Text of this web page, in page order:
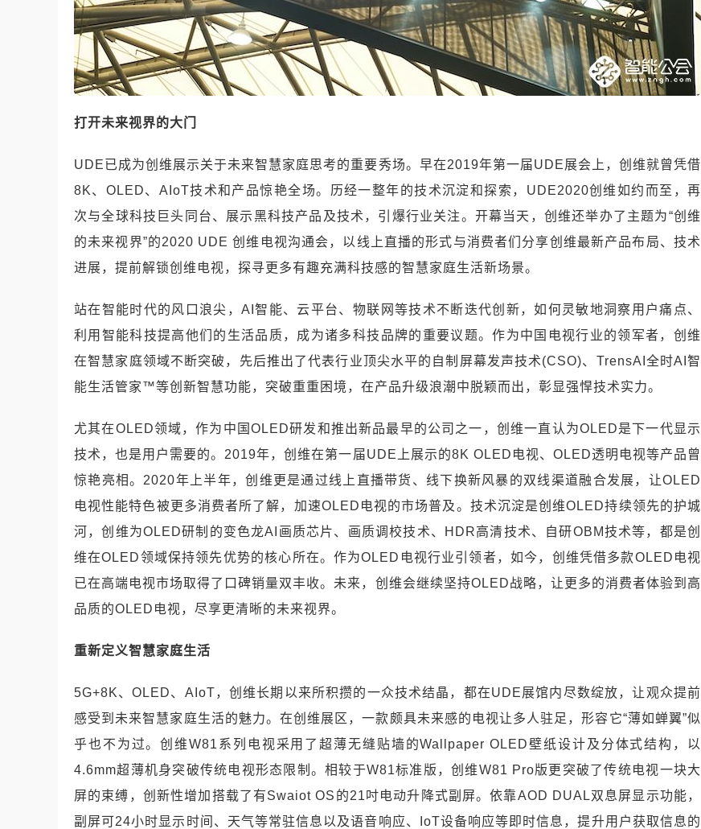
打开未来视界的大门
UDE 已成为创维展示关于未来智慧家庭思考的重要秀场。早在2019年第一届UDE展会上，创维就曾凭借
8K、 OLED、 AIoT技术和产品惊艳全场。历经一整年的技术沉淀和探索， UDE2020创维如约而至，再
次与全球科技巨头同台、展示黑科技产品及技术，引爆行业关注。开幕当天，创维还举办了主题为“创维
的未来视界”的2020 UDE创维电视沟通会，以线上直播的形式与消费者们分享创维最新产品布局、技术
进展，提前解锁创维电视，探寻更多有趣充满科技感的智慧家庭生活新场景。
站在智能时代的风口浪尖，AI智能、云平台、物联网等技术不断迭代创新，如何灵敏地洞察用户痛点、
利用智能科技提高他们的生活品质，成为诸多科技品牌的重要议题。作为中国电视行业的领军者，创维
在智慧家庭领域不断突破，先后推出了代表行业顶尖水平的自制屏幕发声技术(CSO)、 TrensAI 全时AI 智
能生活管家™等创新智慧功能，突破重重困境，在产品升级浪潮中脱颖而出，彰显强悍技术实力。
尤其在OLED领域，作为中国 OLED研发和推出新品最早的公司之一，创维一直认为OLED是下一代显示
技术，也是用户需要的。 2019年，创维在第一届UDE 上展示的8K OLED 电视、 OLED透明电视等产品曾
惊艳亮相。 2020年上半年，创维更是通过线上直播带货、线下换新风暴的双线渠道融合发展，让OLED
电视性能特色被更多消费者所了解，加速OLED 电视的市场普及。技术沉淀是创维OLED持续领先的护城
河，创维为OLED研制的变色龙AI 画质芯片、画质调校技术、 HDR高清技术、自研OBM技术等，都是创
维在OLED领域保持领先优势的核心所在。作为OLED 电视行业引领者，如今，创维凭借多款OLED 电视
已在高端电视市场取得了口碑销量双丰收。未来，创维会继续坚持OLED战略，让更多的消费者体验到高
品质的OLED 电视，尽享更清晰的未来视界。
重新定义智慧家庭生活
5G+8K、OLED、 AIoT，创维长期以来所积攒的一众技术结晶，都在UDE展馆内尽数绽放，让观众提前
感受到未来智慧家庭生活的魅力。在创维展区，一款颇具未来感的电视让多人驻足，形容它“薄如蝉翼”似
乎也不为过。创维W81 系列电视采用了超薄无缝贴墙的Wallpaper OLED壁纸设计及分体式结构，以
4.6mm超薄机身突破传统电视形态限制。相较于W81标准版，创维W81 Pro版更突破了传统电视一块大
屏的束缚，创新性增加搭载了有Swaiot OS 的21 吋电动升降式副屏。依靠AOD DUAL双息屏显示功能，
副屏可24小时显示时间、天气等常驻信息以及语音响应、 IoT设备响应等即时信息，提升用户获取信息的